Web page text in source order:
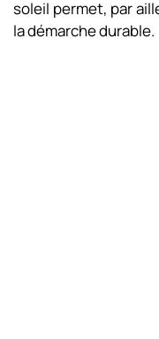
soleil permet, par
la démarche durable.